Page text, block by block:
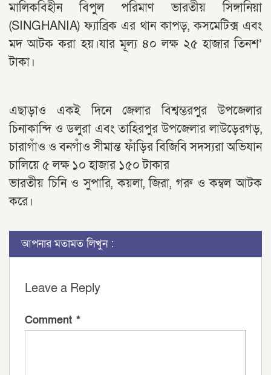
মালিকবিহীন বিপুল পরিমাণ ভারতীয় সিঙ্গানিয়া
(SINGHANIA) ফ্যাব্রিক এর থান কাপড়, কসমেটিক্স এবং
মদ আটক করা হয়।যার মূল্য ৪০ লক্ষ ২৫ হাজার তিনশ’
টাকা।
এছাড়াও একই দিনে জেলার বিশ্বম্ভরপুর উপজেলার
চিনাকান্দি ও ডলুরা এবং তাহিরপুর উপজেলার লাউড়েরগড়,
চারাগাঁও ও বনগাঁও সীমান্ত ফাঁড়ির বিজিবি সদস্যরা অভিযান
চালিয়ে ৫ লক্ষ ১০ হাজার ১৫০ টাকার
ভারতীয় চিনি ও সুপারি, কয়লা, জিরা, গরু ও কম্বল আটক
করে।
আপনার মতামত লিখুন :
Leave a Reply
Comment *